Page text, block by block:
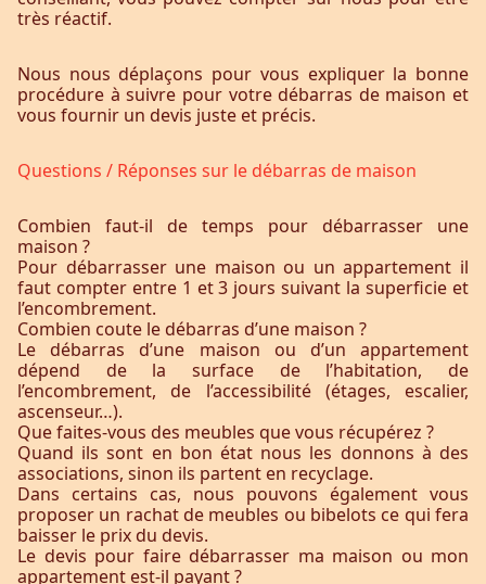
très réactif.
Nous nous déplaçons pour vous expliquer la bonne
procédure à suivre pour votre débarras de maison et
vous fournir un devis juste et précis.
Questions / Réponses sur le débarras de maison
Combien faut-il de temps pour débarrasser une
maison ?
Pour débarrasser une maison ou un appartement il
faut compter entre 1 et 3 jours suivant la superficie et
l’encombrement.
Combien coute le débarras d’une maison ?
Le débarras d’une maison ou d’un appartement
dépend de la surface de l’habitation, de
l’encombrement, de l’accessibilité (étages, escalier,
ascenseur…).
Que faites-vous des meubles que vous récupérez ?
Quand ils sont en bon état nous les donnons à des
associations, sinon ils partent en recyclage.
Dans certains cas, nous pouvons également vous
proposer un rachat de meubles ou bibelots ce qui fera
baisser le prix du devis.
Le devis pour faire débarrasser ma maison ou mon
appartement est-il payant ?